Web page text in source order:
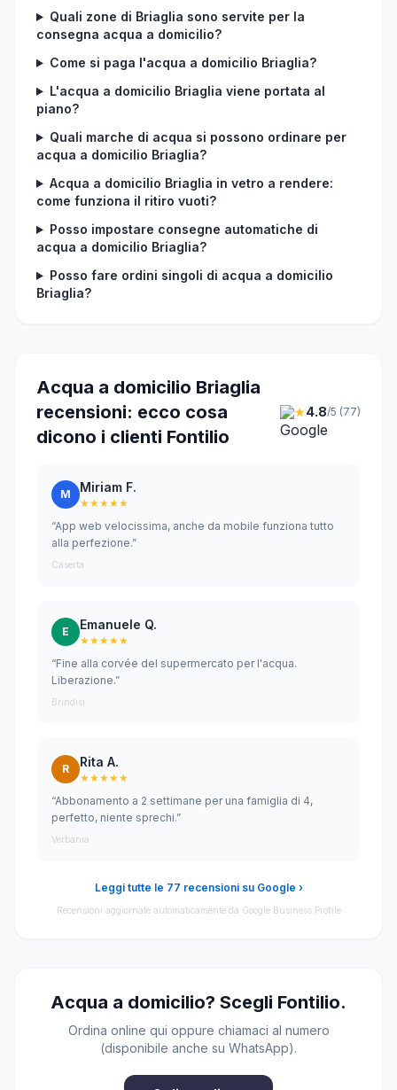
Quali zone di Briaglia sono servite per la
consegna acqua a domicilio?
Come si paga l'acqua a domicilio Briaglia?
L'acqua a domicilio Briaglia viene portata al
piano?
Quali marche di acqua si possono ordinare per
acqua a domicilio Briaglia?
Acqua a domicilio Briaglia in vetro a rendere:
come funziona il ritiro vuoti?
Posso impostare consegne automatiche di
acqua a domicilio Briaglia?
Posso fare ordini singoli di acqua a domicilio
Briaglia?
Acqua a domicilio Briaglia
recensioni: ecco cosa
dicono i clienti Fontilio
★4.8/5 (77)
M Miriam F.
★★★★★
“App web velocissima, anche da mobile funziona tutto
alla perfezione.”
Caserta
E Emanuele Q.
★★★★★
“Fine alla corvée del supermercato per l'acqua.
Liberazione.”
Brindisi
R Rita A.
★★★★★
“Abbonamento a 2 settimane per una famiglia di 4,
perfetto, niente sprechi.”
Verbania
Leggi tutte le 77 recensioni su Google ›
Recensioni aggiornate automaticamente da Google Business Profile
Acqua a domicilio? Scegli Fontilio.
Ordina online qui oppure chiamaci al numero
(disponibile anche su WhatsApp).